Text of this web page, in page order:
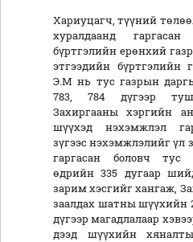
Хариуцагч, түүний
хуралдаанд
бүртгэлийн ерөнхий
этгээдийн бүртгэлийн
Э.М нь тус газрын
783, 784 дүгээр
Захиргааны хэргийн
шүүхэд нэхэмжлэл
зүгээс нэхэмжлэлийг үл
гаргасан боловч тус
өдрийн 335 дугаар
зарим хэсгийг хангаж,
заалдах шатны шүүхийн
дүгээр магадлалаар
дээд шүүхийн